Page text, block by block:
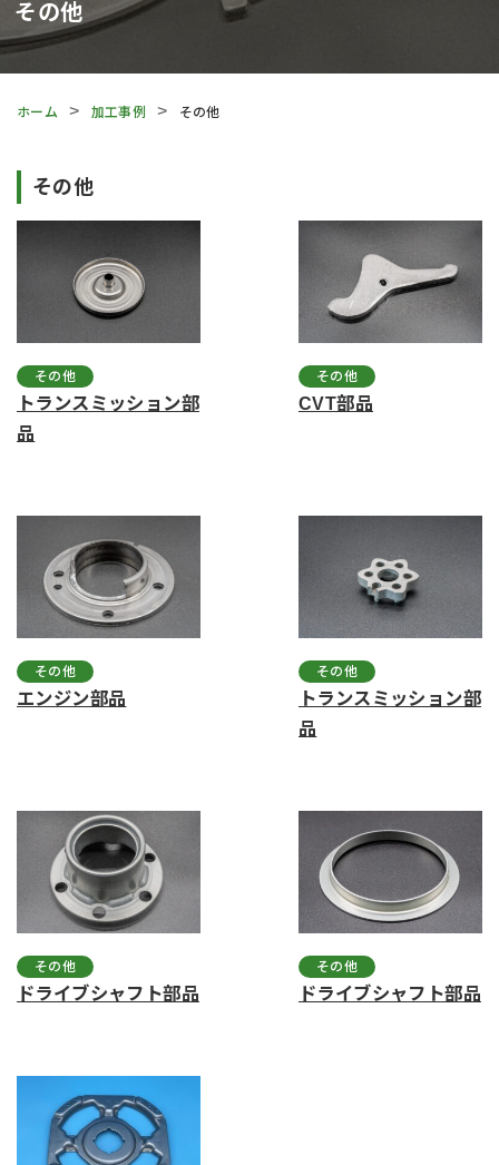
その他
ホーム 加工事例 その他
その他
その他
トランスミッション部
品
その他
CVT部品
その他
エンジン部品
その他
トランスミッション部
品
その他
ドライブシャフト部品
その他
ドライブシャフト部品